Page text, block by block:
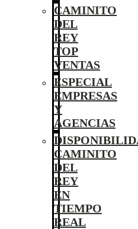
CAMINITO
DEL
REY
TOP
VENTAS
ESPECIAL
EMPRESAS
Y
AGENCIAS
CAMINITO
DEL
REY
EN
TIEMPO
REAL